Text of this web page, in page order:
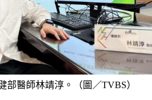
部醫師林靖淳。（圖／TVBS）